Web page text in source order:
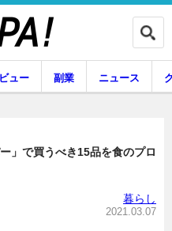
専門家インタビュー
ュー 副業 ニュース
」で買うべき15品を食のプロ
暮らし
2021.03.07